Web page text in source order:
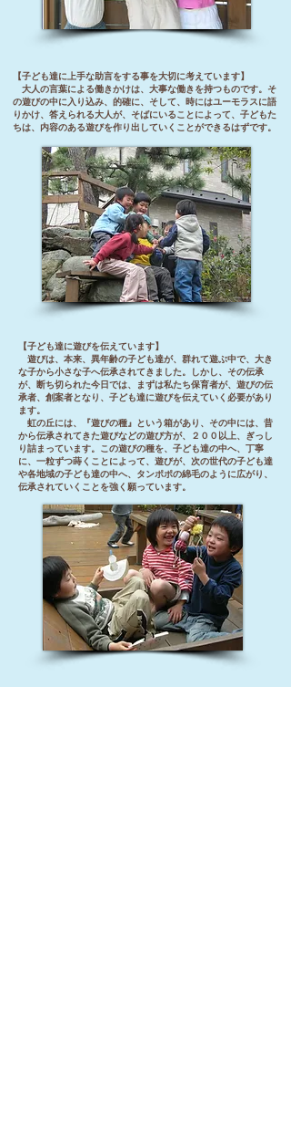
【子ども達に上手な助言をする事を大切に考えています】
大人の言葉による働きかけは、大事な働きを持つものです。そ
の遊びの中に入り込み、的確に、そして、時にはユーモラスに語
りかけ、答えられる大人が、そばにいることによって、子どもた
ちは、内容のある遊びを作り出していくことができるはずです。
【子ども達に遊びを伝えています】
遊びは、本来、異年齢の子ども達が、群れて遊ぶ中で、大き
な子から小さな子へ伝承されてきました。しかし、その伝承
が、断ち切られた今日では、まずは私たち保育者が、遊びの伝
承者、創案者となり、子ども達に遊びを伝えていく必要があり
ます。
虹の丘には、『遊びの種』という箱があり、その中には、昔
から伝承されてきた遊びなどの遊び方が、２００以上、ぎっし
り詰まっています。この遊びの種を、子ども達の中へ、丁寧
に、一粒ずつ蒔くことによって、遊びが、次の世代の子ども達
や各地域の子ども達の中へ、タンポポの綿毛のように広がり、
伝承されていくことを強く願っています。